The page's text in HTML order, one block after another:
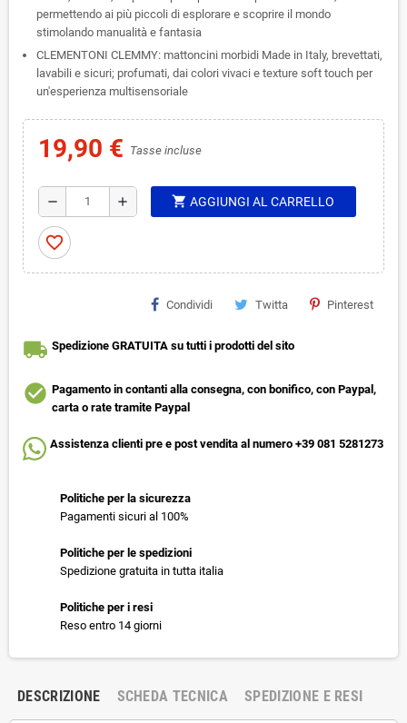
permettendo ai più piccoli di esplorare e scoprire il mondo
stimolando manualità e fantasia
CLEMENTONI CLEMMY: mattoncini morbidi Made in Italy, brevettati,
lavabili e sicuri; profumati, dai colori vivaci e texture soft touch per
un'esperienza multisensoriale
19,90 € Tasse incluse
remove add shopping_cart AGGIUNGI AL CARRELLO
favorite_border
Condividi Twitta Pinterest
local_shipping Spedizione GRATUITA su tutti i prodotti del sito
check_circle Pagamento in contanti alla consegna, con bonifico, con Paypal,
carta o rate tramite Paypal
Assistenza clienti pre e post vendita al numero +39 081 5281273
Politiche per la sicurezza
Pagamenti sicuri al 100%
Politiche per le spedizioni
Spedizione gratuita in tutta italia
Politiche per i resi
Reso entro 14 giorni
DESCRIZIONE SCHEDA TECNICA SPEDIZIONE E RESI